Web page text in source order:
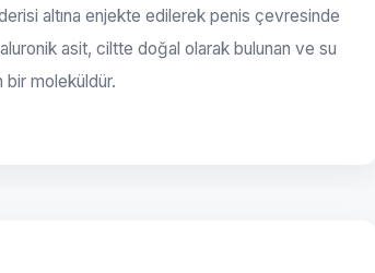
altına enjekte edilerek penis çevresinde
asit, ciltte doğal olarak bulunan ve su
moleküldür.